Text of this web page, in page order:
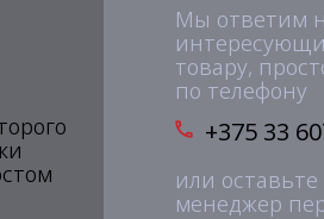
Мы ответим
товару,
по телефону
+375 33
или
менеджер